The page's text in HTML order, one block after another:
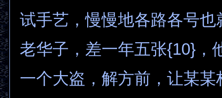
试手艺，慢慢地各路各号也
老华子，差一年五张{10}，
一个大盗，解方前，让某某